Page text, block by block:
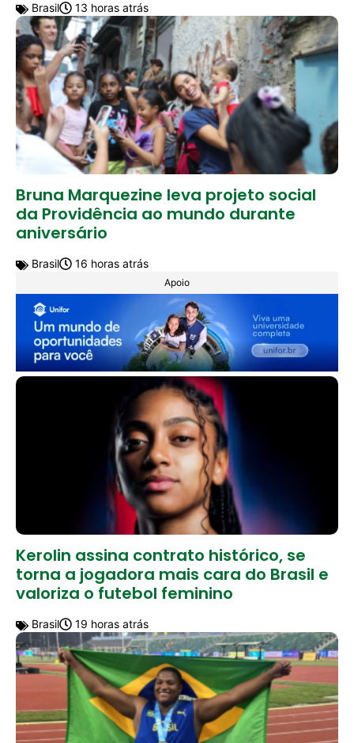
Brasil 13 horas atrás
Bruna Marquezine leva projeto social
da Providência ao mundo durante
aniversário
Brasil 16 horas atrás
Apoio
Kerolin assina contrato histórico, se
torna a jogadora mais cara do Brasil e
valoriza o futebol feminino
Brasil 19 horas atrás